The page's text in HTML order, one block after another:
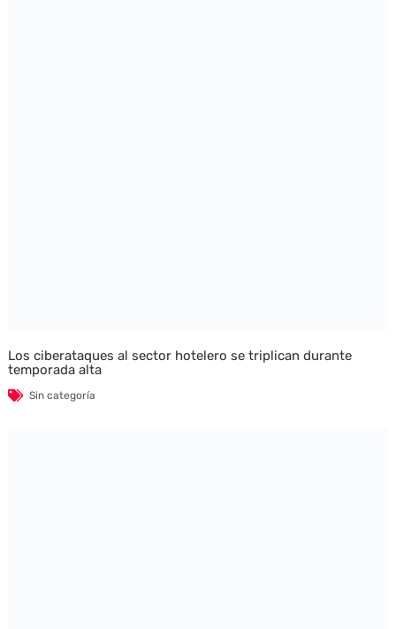
Los ciberataques al sector hotelero se triplican durante
temporada alta
Sin categoría